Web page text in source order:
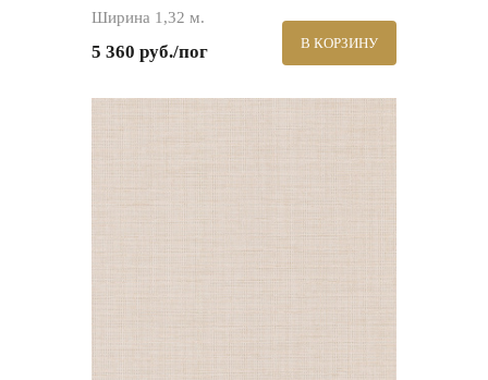
Ширина 1,32 м.
5 360 руб./пог В КОРЗИНУ